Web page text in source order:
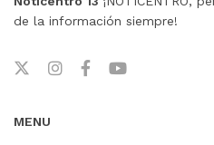
de la información siempre!
MENU